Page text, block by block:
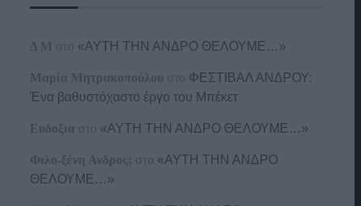
Δ Μ στο «ΑΥΤΗ ΤΗΝ ΑΝΔΡΟ ΘΕΛΟΥΜΕ…»
Μαρία Μητρακοπούλου στο ΦΕΣΤΙΒΑΛ ΑΝΔΡΟΥ:
Ένα βαθυστόχαστο έργο του Μπέκετ
Ευδοξια στο «ΑΥΤΗ ΤΗΝ ΑΝΔΡΟ ΘΕΛΟΥΜΕ…»
Φιλο-ξένη Ανδρος; στο «ΑΥΤΗ ΤΗΝ ΑΝΔΡΟ
ΘΕΛΟΥΜΕ…»